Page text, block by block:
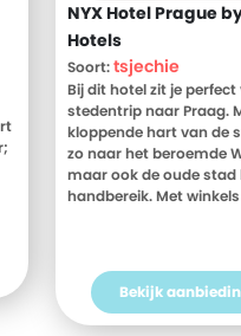
NYX Hotel Prague
Hotels
Soort:tsjechie
Bij dit hotel zit je
stedentrip naar Praag.
kloppende hart van de
zo naar het beroemde
maar ook de oude stad
handbereik. Met
Cultuurliefhebbers
talloze musea en
hotel word je weer
door de vriendelijke
het heerlijk thuiskomen
Bekijk